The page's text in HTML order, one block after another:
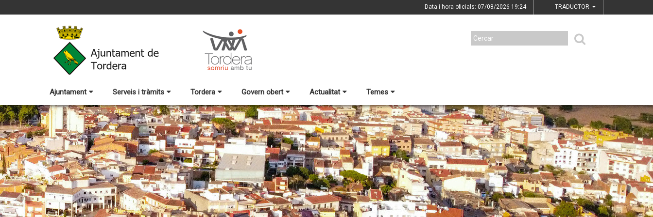
Data i hora oficials: 07/08/2026 19:24 TRADUCTOR
Ajuntament Serveis i tràmits Tordera Govern obert Actualitat Temes